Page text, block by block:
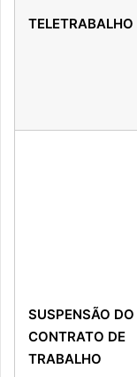
TELETRABALHO
SUSPENSÃO DO
CONTRATO DE
TRABALHO